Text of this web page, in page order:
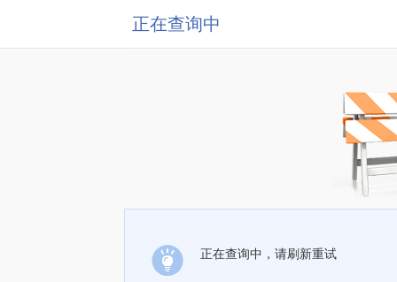
正在查询中
正在查询中，请刷新重试